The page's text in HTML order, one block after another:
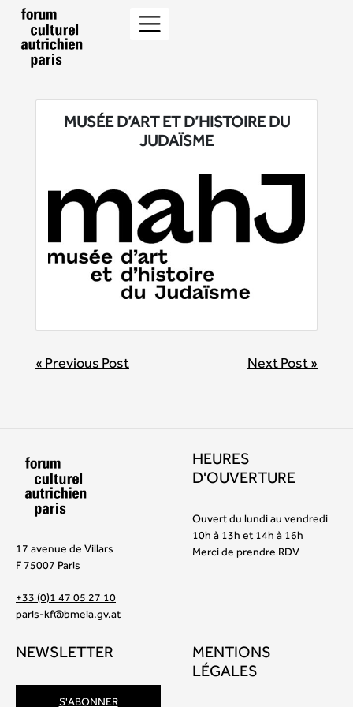
MUSÉE D’ART ET D’HISTOIRE DU
JUDAÏSME
BEITRAGSNAVIGATION
« Previous Post Next Post »
17 avenue de Villars
F 75007 Paris
+33 (0)1 47 05 27 10
paris-kf@bmeia.gv.at
HEURES
D'OUVERTURE
Ouvert du lundi au vendredi
10h à 13h et 14h à 16h
Merci de prendre RDV
NEWSLETTER
S'ABONNER
MENTIONS
LÉGALES